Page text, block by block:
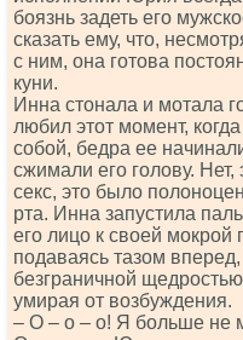
боязнь задеть его
сказать ему, что,
с ним, она готова
куни.
Инна стонала и мотала
любил этот момент,
собой, бедра ее
сжимали его голову.
секс, это было
рта. Инна запустила
его лицо к своей
подаваясь тазом
безграничной
умирая от возбуждения.
– О – о – о! Я больше не